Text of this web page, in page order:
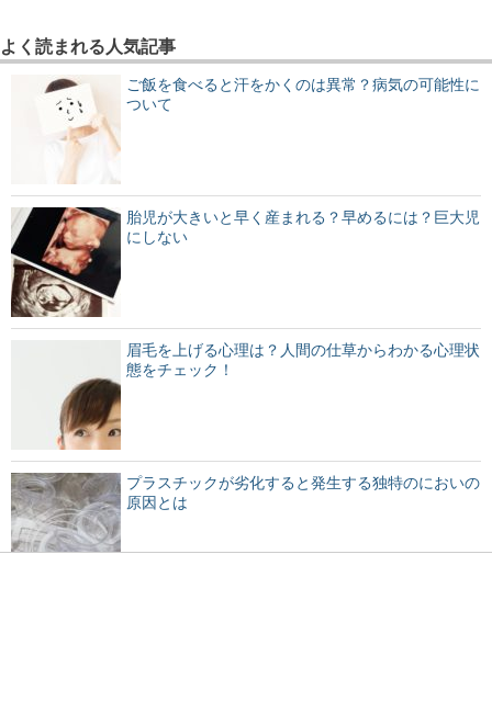
よく読まれる人気記事
ご飯を食べると汗をかくのは異常？病気の可能性に
ついて
胎児が大きいと早く産まれる？早めるには？巨大児
にしない
眉毛を上げる心理は？人間の仕草からわかる心理状
態をチェック！
プラスチックが劣化すると発生する独特のにおいの
原因とは